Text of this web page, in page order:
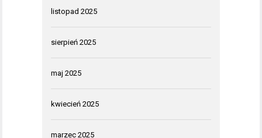
listopad 2025
sierpień 2025
maj 2025
kwiecień 2025
marzec 2025